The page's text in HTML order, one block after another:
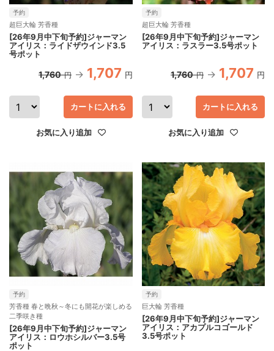
予約
超巨大輪 芳香種
[26年9月中下旬予約]ジャーマン
アイリス：ライドザウインド3.5
号ポット
1,760 円 1,707 円
お気に入り追加
カートに入れる
予約
超巨大輪 芳香種
[26年9月中下旬予約]ジャーマン
アイリス：ラスラー3.5号ポット
1,760 円 1,707 円
お気に入り追加
カートに入れる
予約
芳香種 春と晩秋～冬にも開花が楽しめる
二季咲き種
[26年9月中下旬予約]ジャーマン
アイリス：ロウホシルバー3.5号
ポット
予約
巨大輪 芳香種
[26年9月中下旬予約]ジャーマン
アイリス：アカプルコゴールド
3.5号ポット